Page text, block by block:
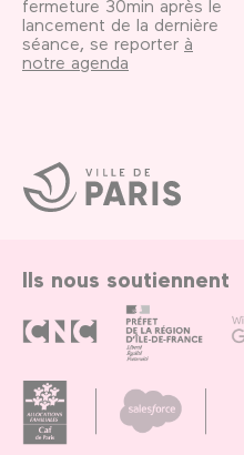
Ville
de
Paris
fermeture 30min après le
lancement de la dernière
séance, se reporter à
notre agenda
Ils nous soutiennent